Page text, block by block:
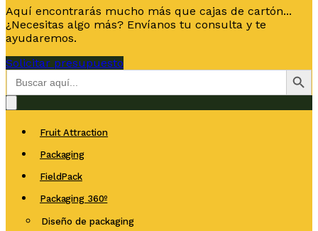
Aquí encontrarás mucho más que cajas de cartón...
¿Necesitas algo más? Envíanos tu consulta y te
ayudaremos.
Solicitar presupuesto
Buscar:
Botón de
Fruit Attraction
Packaging
FieldPack
Packaging 360º
Diseño de packaging